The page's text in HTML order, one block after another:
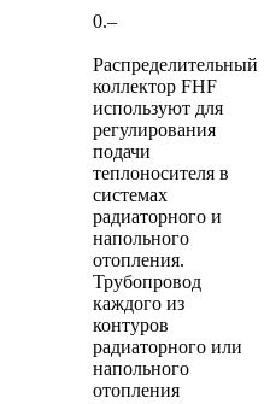
0.–
Распределительный
коллектор FHF
используют для
регулирования
подачи
теплоносителя в
системах
радиаторного и
напольного
отопления.
Трубопровод
каждого из
контуров
радиаторного или
напольного
отопления